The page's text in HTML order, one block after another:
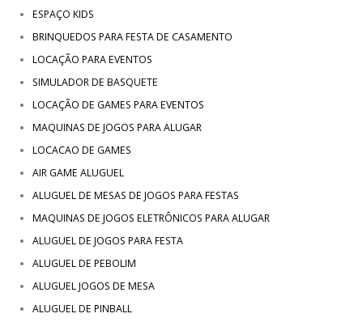
ESPAÇO KIDS
BRINQUEDOS PARA FESTA DE CASAMENTO
LOCAÇÃO PARA EVENTOS
SIMULADOR DE BASQUETE
LOCAÇÃO DE GAMES PARA EVENTOS
MAQUINAS DE JOGOS PARA ALUGAR
LOCACAO DE GAMES
AIR GAME ALUGUEL
ALUGUEL DE MESAS DE JOGOS PARA FESTAS
MAQUINAS DE JOGOS ELETRÔNICOS PARA ALUGAR
ALUGUEL DE JOGOS PARA FESTA
ALUGUEL DE PEBOLIM
ALUGUEL JOGOS DE MESA
ALUGUEL DE PINBALL